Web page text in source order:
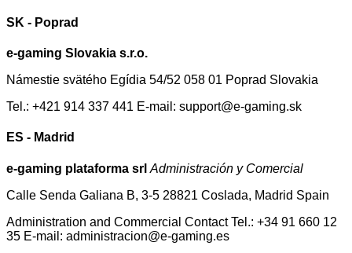
SK - Poprad
e-gaming Slovakia s.r.o.
Námestie svätého Egídia 54/52 058 01 Poprad Slovakia
Tel.: +421 914 337 441 E-mail: support@e-gaming.sk
ES - Madrid
e-gaming plataforma srl Administración y Comercial
Calle Senda Galiana B, 3-5 28821 Coslada, Madrid Spain
Administration and Commercial Contact Tel.: +34 91 660 12
35 E-mail: administracion@e-gaming.es